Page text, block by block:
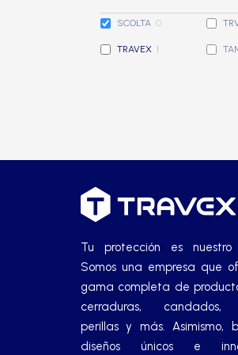
Cerradura de Sobreponer
Cerraduras Antipánico
Cierrapuertas
SCOLTA 0
TRAVEX 1
Tu protección es nuestro
Somos una empresa que
gama completa de
cerraduras, candados,
perillas y más. Asimismo,
diseños únicos e